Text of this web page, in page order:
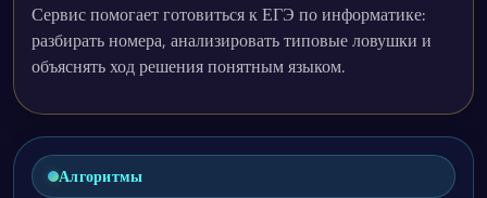
Сервис помогает готовиться к ЕГЭ по информатике:
разбирать номера, анализировать типовые ловушки и
объяснять ход решения понятным языком.
Алгоритмы